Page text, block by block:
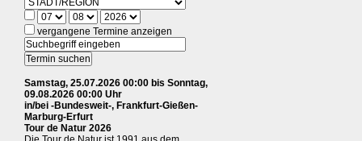
vergangene Termine anzeigen
Samstag, 25.07.2026 00:00 bis Sonntag,
09.08.2026 00:00 Uhr
in/bei -Bundesweit-, Frankfurt-Gießen-
Marburg-Erfurt
Tour de Natur 2026